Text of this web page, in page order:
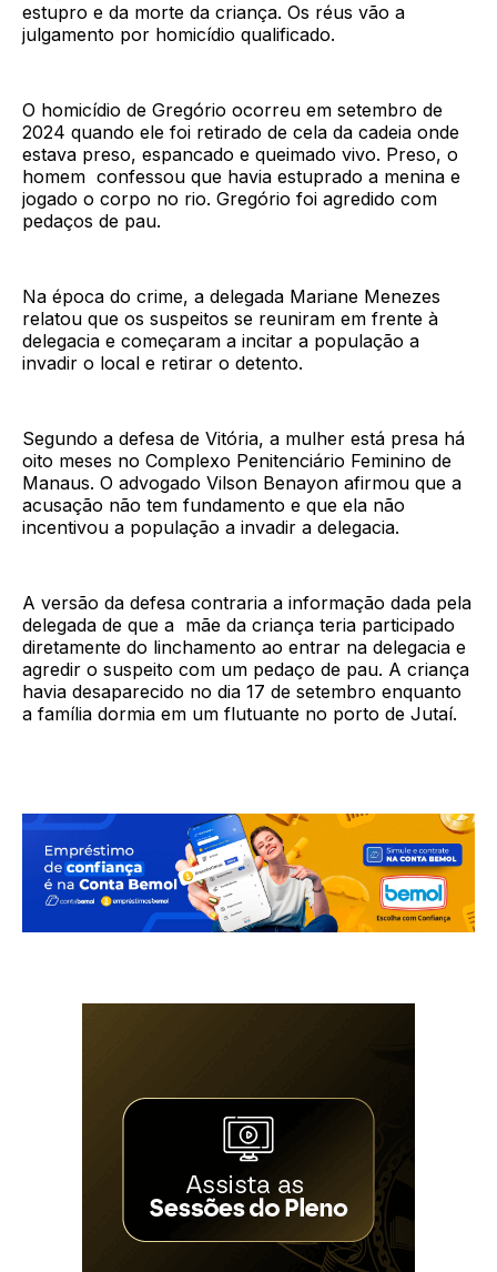
estupro e da morte da criança. Os réus vão a
julgamento por homicídio qualificado.
O homicídio de Gregório ocorreu em setembro de
2024 quando ele foi retirado de cela da cadeia onde
estava preso, espancado e queimado vivo. Preso, o
homem confessou que havia estuprado a menina e
jogado o corpo no rio. Gregório foi agredido com
pedaços de pau.
Na época do crime, a delegada Mariane Menezes
relatou que os suspeitos se reuniram em frente à
delegacia e começaram a incitar a população a
invadir o local e retirar o detento.
Segundo a defesa de Vitória, a mulher está presa há
oito meses no Complexo Penitenciário Feminino de
Manaus. O advogado Vilson Benayon afirmou que a
acusação não tem fundamento e que ela não
incentivou a população a invadir a delegacia.
A versão da defesa contraria a informação dada pela
delegada de que a mãe da criança teria participado
diretamente do linchamento ao entrar na delegacia e
agredir o suspeito com um pedaço de pau. A criança
havia desaparecido no dia 17 de setembro enquanto
a família dormia em um flutuante no porto de Jutaí.